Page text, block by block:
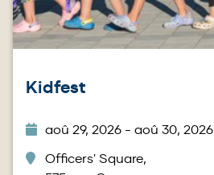
Kidfest
aoû 29, 2026 - aoû 30, 2026
Officers' Square,